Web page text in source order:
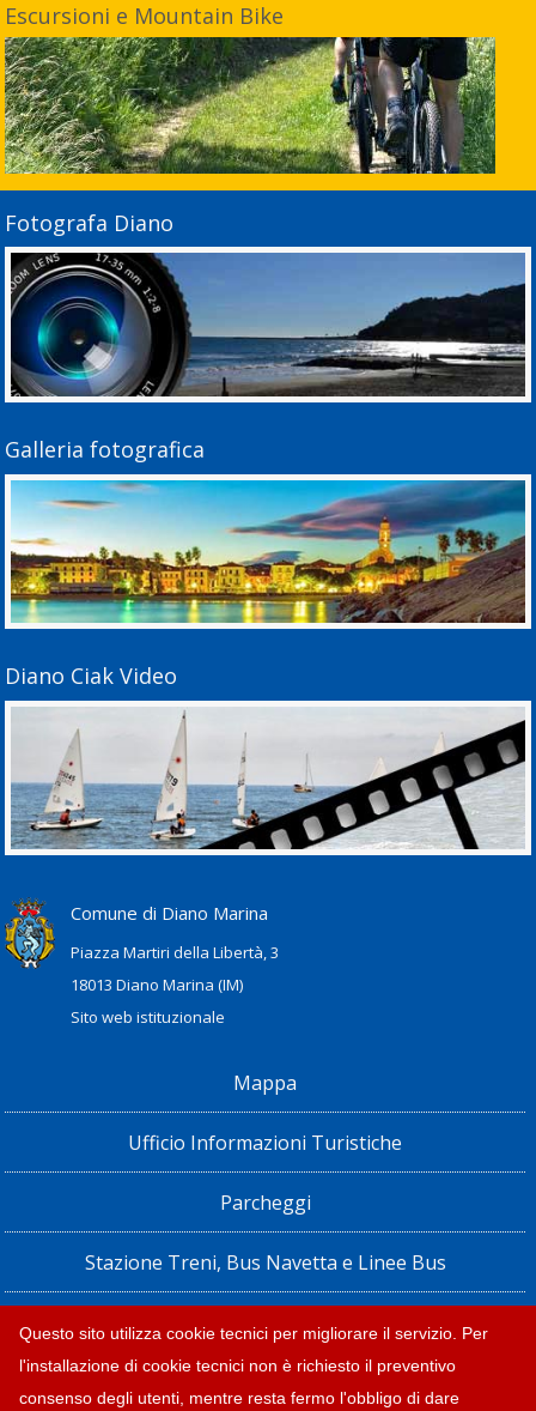
Escursioni e Mountain Bike
Fotografa Diano
Galleria fotografica
Diano Ciak Video
Comune di Diano Marina
Piazza Martiri della Libertà, 3
18013 Diano Marina (IM)
Sito web istituzionale
Mappa
Ufficio Informazioni Turistiche
Parcheggi
Stazione Treni, Bus Navetta e Linee Bus
Privacy policy e note legali
Dichiarazione di accessibilità
Questo sito utilizza cookie tecnici per migliorare il servizio. Per
l'installazione di cookie tecnici non è richiesto il preventivo
consenso degli utenti, mentre resta fermo l'obbligo di dare